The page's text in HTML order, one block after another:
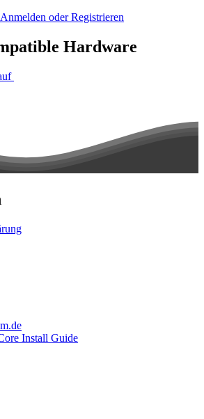
Anmelden oder Registrieren
Hardware
Install Guide